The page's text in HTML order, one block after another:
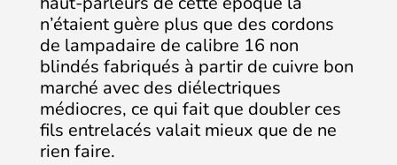
n’étaient guère plus que des cordons
de lampadaire de calibre 16 non
blindés fabriqués à partir de cuivre bon
marché avec des diélectriques
médiocres, ce qui fait que doubler ces
fils entrelacés valait mieux que de ne
rien faire.